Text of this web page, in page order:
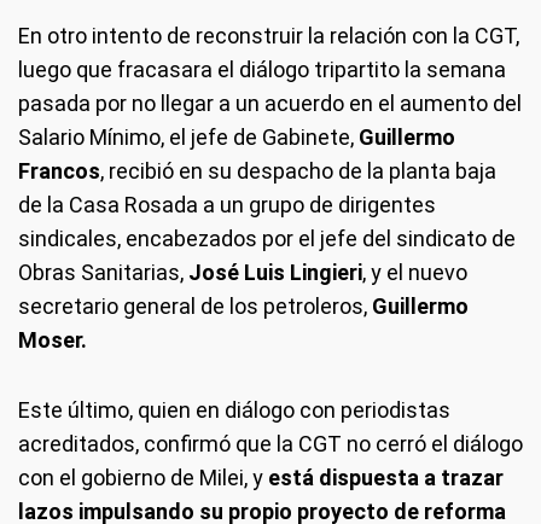
En otro intento de reconstruir la relación con la CGT,
luego que fracasara el diálogo tripartito la semana
pasada por no llegar a un acuerdo en el aumento del
Salario Mínimo, el jefe de Gabinete, Guillermo
Francos, recibió en su despacho de la planta baja
de la Casa Rosada a un grupo de dirigentes
sindicales, encabezados por el jefe del sindicato de
Obras Sanitarias, José Luis Lingieri, y el nuevo
secretario general de los petroleros, Guillermo
Moser.
Este último, quien en diálogo con periodistas
acreditados, confirmó que la CGT no cerró el diálogo
con el gobierno de Milei, y está dispuesta a trazar
lazos impulsando su propio proyecto de reforma